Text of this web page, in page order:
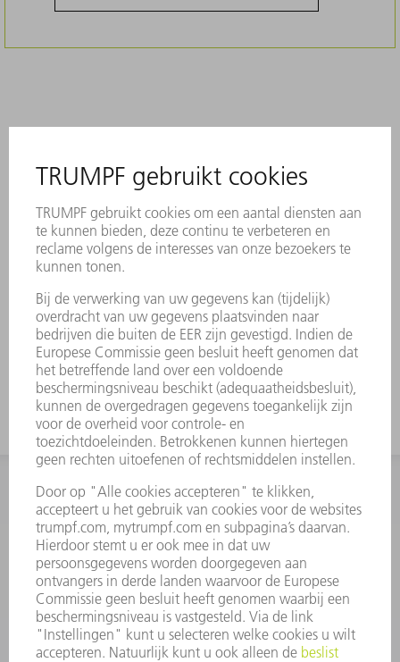
INFORMATIE
Veel gestelde vragen
Algemene voorwaarden
CONTACT
+31 88 4002 400
Ma. - vr. 8.00 - 17.00 uur
onderdelen.tnl@de.trumpf.com